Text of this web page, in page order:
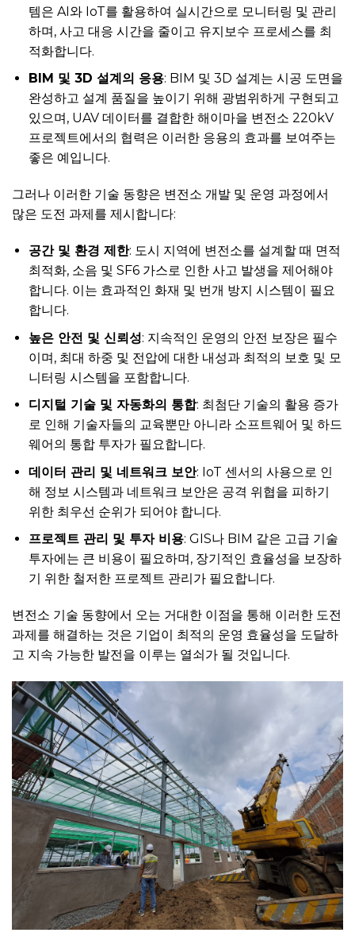
템은 AI와 IoT를 활용하여 실시간으로 모니터링 및 관리
하며, 사고 대응 시간을 줄이고 유지보수 프로세스를 최
적화합니다.
BIM 및 3D 설계의 응용: BIM 및 3D 설계는 시공 도면을
완성하고 설계 품질을 높이기 위해 광범위하게 구현되고
있으며, UAV 데이터를 결합한 해이마을 변전소 220kV
프로젝트에서의 협력은 이러한 응용의 효과를 보여주는
좋은 예입니다.
그러나 이러한 기술 동향은 변전소 개발 및 운영 과정에서
많은 도전 과제를 제시합니다:
공간 및 환경 제한: 도시 지역에 변전소를 설계할 때 면적
최적화, 소음 및 SF6 가스로 인한 사고 발생을 제어해야
합니다. 이는 효과적인 화재 및 번개 방지 시스템이 필요
합니다.
높은 안전 및 신뢰성: 지속적인 운영의 안전 보장은 필수
이며, 최대 하중 및 전압에 대한 내성과 최적의 보호 및 모
니터링 시스템을 포함합니다.
디지털 기술 및 자동화의 통합: 최첨단 기술의 활용 증가
로 인해 기술자들의 교육뿐만 아니라 소프트웨어 및 하드
웨어의 통합 투자가 필요합니다.
데이터 관리 및 네트워크 보안: IoT 센서의 사용으로 인
해 정보 시스템과 네트워크 보안은 공격 위협을 피하기
위한 최우선 순위가 되어야 합니다.
프로젝트 관리 및 투자 비용: GIS나 BIM 같은 고급 기술
투자에는 큰 비용이 필요하며, 장기적인 효율성을 보장하
기 위한 철저한 프로젝트 관리가 필요합니다.
변전소 기술 동향에서 오는 거대한 이점을 통해 이러한 도전
과제를 해결하는 것은 기업이 최적의 운영 효율성을 도달하
고 지속 가능한 발전을 이루는 열쇠가 될 것입니다.